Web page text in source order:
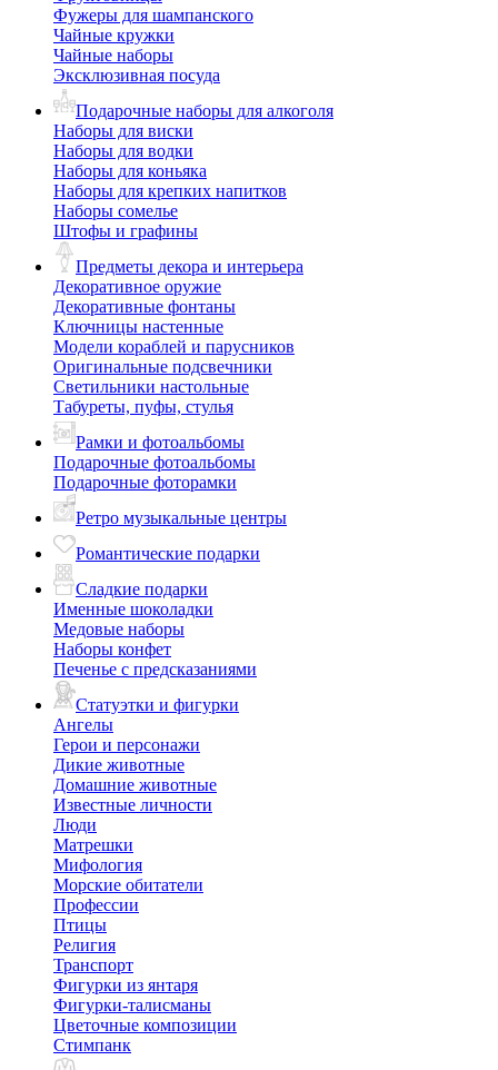
Фужеры для шампанского
Чайные кружки
Чайные наборы
Эксклюзивная посуда
Подарочные наборы для алкоголя
Наборы для виски
Наборы для водки
Наборы для коньяка
Наборы для крепких напитков
Наборы сомелье
Штофы и графины
Предметы декора и интерьера
Декоративное оружие
Декоративные фонтаны
Ключницы настенные
Модели кораблей и парусников
Оригинальные подсвечники
Светильники настольные
Табуреты, пуфы, стулья
Рамки и фотоальбомы
Подарочные фотоальбомы
Подарочные фоторамки
Ретро музыкальные центры
Романтические подарки
Сладкие подарки
Именные шоколадки
Медовые наборы
Наборы конфет
Печенье с предсказаниями
Статуэтки и фигурки
Ангелы
Герои и персонажи
Дикие животные
Домашние животные
Известные личности
Люди
Матрешки
Мифология
Морские обитатели
Профессии
Птицы
Религия
Транспорт
Фигурки из янтаря
Фигурки-талисманы
Цветочные композиции
Стимпанк